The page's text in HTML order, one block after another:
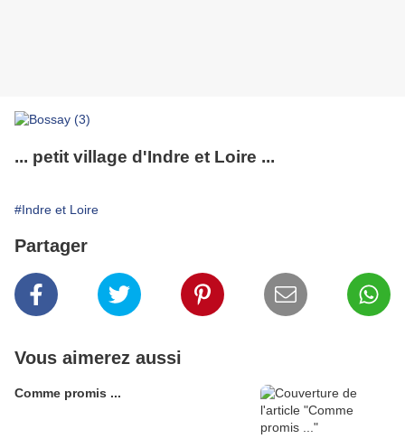
... petit village d'Indre et Loire ...
#Indre et Loire
Partager
Vous aimerez aussi
Comme promis ...